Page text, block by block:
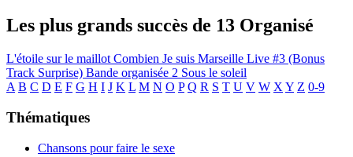
Les plus grands succès de 13 Organisé
L'étoile sur le maillot Combien Je suis Marseille Live #3 (Bonus
Track Surprise) Bande organisée 2 Sous le soleil
A B C D E F G H I J K L M N O P Q R S T U V W X Y Z 0-9
Thématiques
Chansons pour faire le sexe